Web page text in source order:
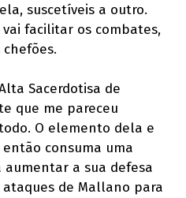
suscetíveis a outro.
facilitar os combates,
Sacerdotisa de
que me pareceu
O elemento dela e
então consuma uma
aumentar a sua defesa
de Mallano para